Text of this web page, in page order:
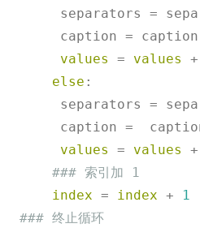
separators =
caption =
values
= values
else :
separators =
caption =
values
= values
### 索引加 1
index = index +
1
### 终止循环